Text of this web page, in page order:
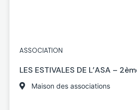
ASSOCIATION
LES ESTIVALES DE L’ASA –
Maison des associations